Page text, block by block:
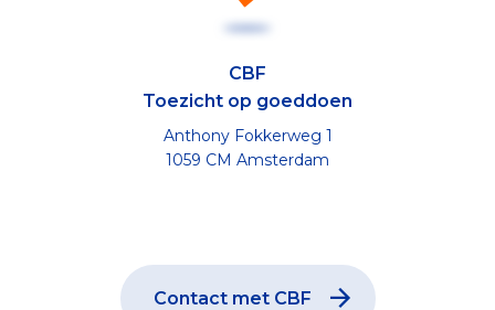
CBF
Toezicht op goeddoen
Anthony Fokkerweg 1
1059 CM Amsterdam
Contact met CBF